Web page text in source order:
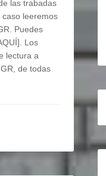
las trabadas
leeremos
Puedes
Los
lectura a
de todas